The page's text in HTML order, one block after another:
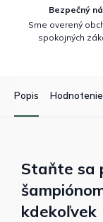
Bezpečný
Sme overený
spokojných
Popis Hodnotenie
Staňte sa
kdekoľvek